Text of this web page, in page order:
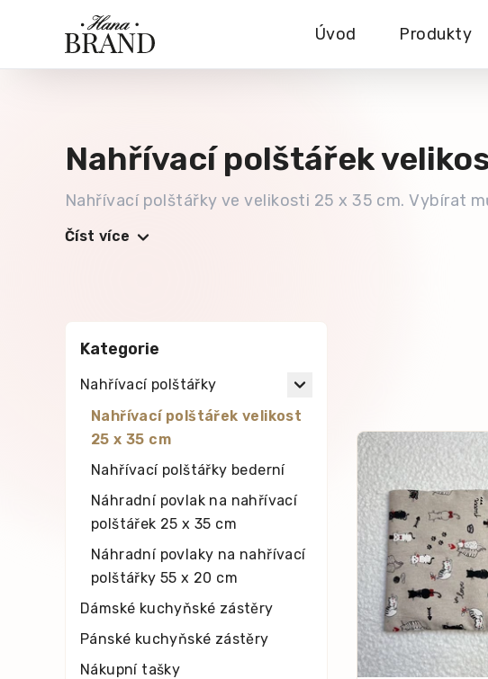
Úvod Produkty
Nahřívací polštářek
Nahřívací polštářky ve velikosti 25 x 35 cm. Vybírat
Číst více
Kategorie
Nahřívací polštářky
Nahřívací polštářek velikost
25 x 35 cm
Nahřívací polštářky bederní
Náhradní povlak na nahřívací
polštářek 25 x 35 cm
Náhradní povlaky na nahřívací
polštářky 55 x 20 cm
Dámské kuchyňské zástěry
Pánské kuchyňské zástěry
Nákupní tašky